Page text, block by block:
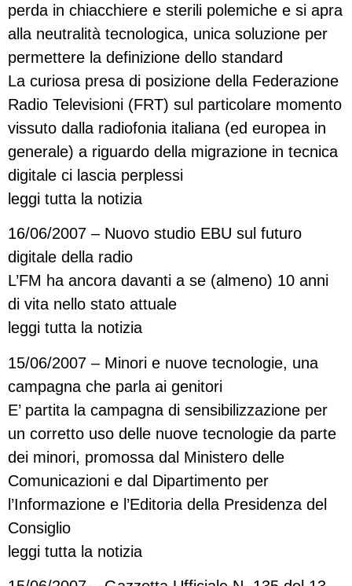
perda in chiacchiere e sterili polemiche e si apra
alla neutralità tecnologica, unica soluzione per
permettere la definizione dello standard
La curiosa presa di posizione della Federazione
Radio Televisioni (FRT) sul particolare momento
vissuto dalla radiofonia italiana (ed europea in
generale) a riguardo della migrazione in tecnica
digitale ci lascia perplessi
leggi tutta la notizia
16/06/2007 – Nuovo studio EBU sul futuro
digitale della radio
L’FM ha ancora davanti a se (almeno) 10 anni
di vita nello stato attuale
leggi tutta la notizia
15/06/2007 – Minori e nuove tecnologie, una
campagna che parla ai genitori
E’ partita la campagna di sensibilizzazione per
un corretto uso delle nuove tecnologie da parte
dei minori, promossa dal Ministero delle
Comunicazioni e dal Dipartimento per
l’Informazione e l’Editoria della Presidenza del
Consiglio
leggi tutta la notizia